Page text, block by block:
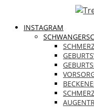
INSTAGRAM